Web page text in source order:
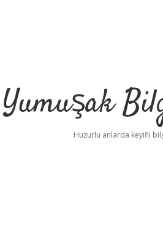
Yumuşak
Huzurlu anlarda keyifli